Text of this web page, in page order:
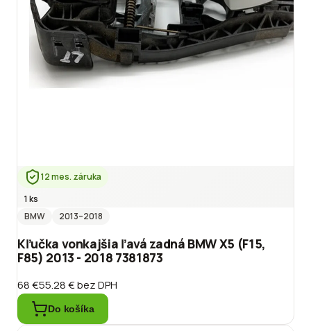
12 mes. záruka
1 ks
BMW
2013–2018
Kľučka vonkajšia ľavá zadná BMW X5 (F15,
F85) 2013 - 2018 7381873
68 €55.28 €bez DPH
Do košíka